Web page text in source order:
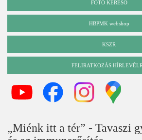
FOTÓ KERESŐ
HBPMK webshop
KSZR
FELIRATKOZÁS
„Miénk itt a tér” - Tavaszi